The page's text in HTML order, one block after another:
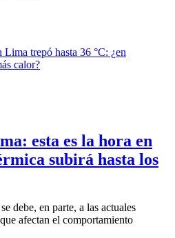
esta es la hora en
subirá hasta los
debe, en parte, a las actuales
afectan el comportamiento